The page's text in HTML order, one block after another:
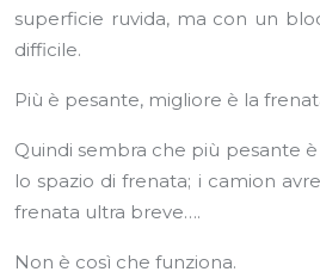
superficie ruvida, ma con un
difficile.
Più è pesante, migliore è la
Quindi sembra che più pesante
lo spazio di frenata; i camion
frenata ultra breve….
Non è così che funziona.